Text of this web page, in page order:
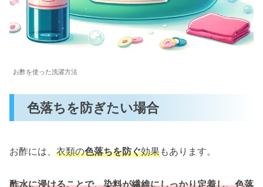
お酢を使った洗濯方法
色落ちを防ぎたい場合
お酢には、 衣類の色落ちを防ぐ効果もあります。
酢水に浸けることで、染料が繊維にしっかり定着し、色落